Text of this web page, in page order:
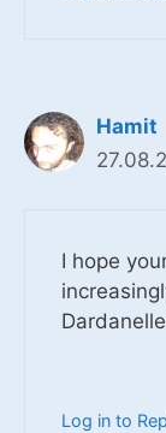
Hamit
I hope
Log in to